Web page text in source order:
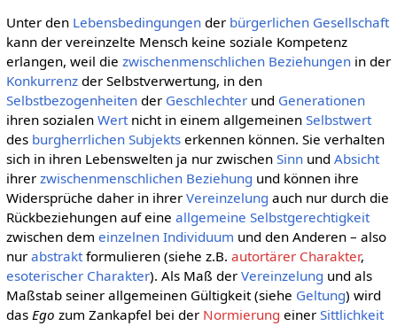
Unter den Lebensbedingungender bürgerlichen Gesellschaft
kann der vereinzelte Mensch keine soziale Kompetenz
erlangen, weil die zwischenmenschlichen Beziehungenin der
Konkurrenzder Selbstverwertung, in den
Selbstbezogenheitender Geschlechterund Generationen
ihren sozialen Wertnicht in einem allgemeinen Selbstwert
des burgherrlichen Subjektserkennen können. Sie verhalten
sich in ihren Lebenswelten ja nur zwischen Sinnund Absicht
ihrer zwischenmenschlichen Beziehung und können ihre
Widersprüche daher in ihrer Vereinzelung auch nur durch die
Rückbeziehungen auf eine allgemeine Selbstgerechtigkeit
zwischen dem einzelnen Individuum und den Anderen – also
nur abstraktformulieren (siehe z.B. autortärer Charakter,
esoterischer Charakter). Als Maß der Vereinzelung und als
Maßstab seiner allgemeinen Gültigkeit (siehe Geltung) wird
das Ego zum Zankapfel bei der Normierung einer Sittlichkeit